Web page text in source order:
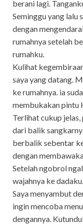
berani lagi.
Seminggu yang lalu
dengan
rumahnya setelah
rumahku.
Kulihat
saya yang datang.
ke rumahnya. ia
membukakan pintu
Terlihat cukup
dari balik
berbalik sebentar
dengan
Setelah ngobrol
wajahnya ke dadaku…
Saya menyambut
ingin mencoba
dengannya.